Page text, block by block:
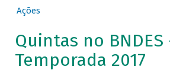
Ações
Quintas no BNDES
Temporada 2017